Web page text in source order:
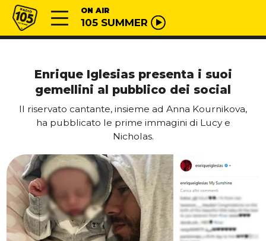
Vai al contenuto
Radio 105 ON AIR
105 SUMMER
Enrique Iglesias presenta i suoi
gemellini al pubblico dei social
Il riservato cantante, insieme ad Anna Kournikova,
ha pubblicato le prime immagini di Lucy e
Nicholas.